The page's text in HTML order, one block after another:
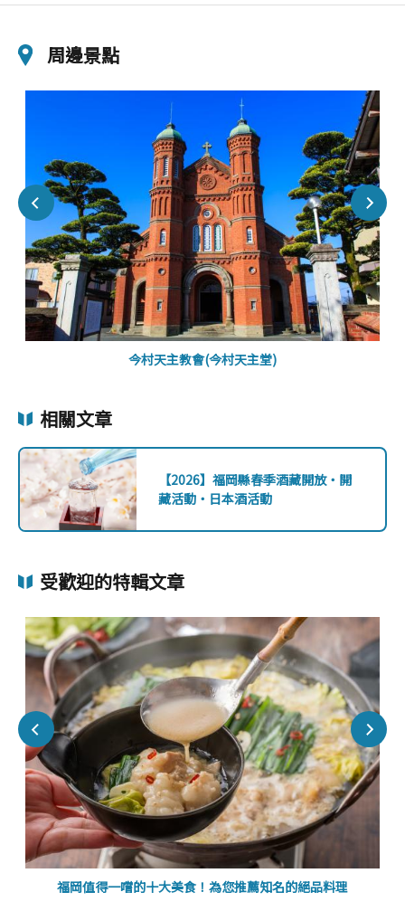
周邊景點
今村天主教會(今村天主堂)
相關文章
【2026】福岡縣春季酒藏開放・開
藏活動・日本酒活動
受歡迎的特輯文章
福岡值得一嚐的十大美食！為您推薦知名的絕品料理